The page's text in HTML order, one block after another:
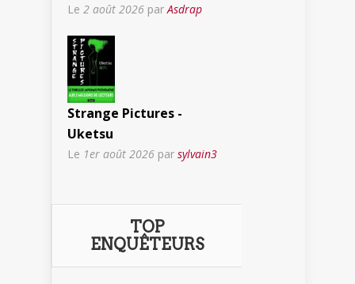
Le 2 août 2026 par Asdrap
Strange Pictures -
Uketsu
Le 1er août 2026 par sylvain3
TOP
ENQUÊTEURS